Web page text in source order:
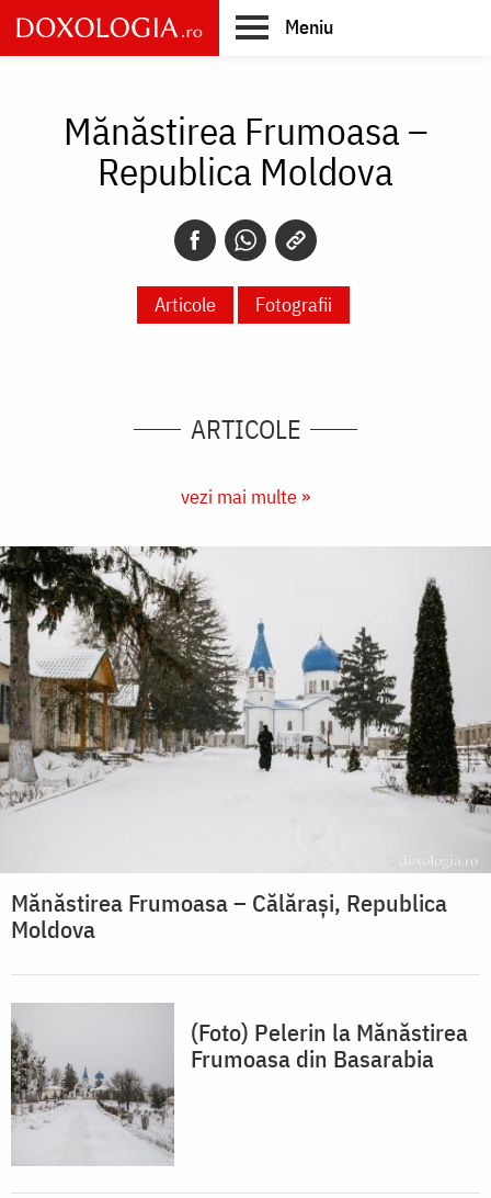
Skip
to
main
Meniu
Mănăstirea Frumoasa –
Republica Moldova
Articole Fotografii
ARTICOLE
vezi mai multe »
Mănăstirea Frumoasa – Călărași, Republica
Moldova
(Foto) Pelerin la Mănăstirea
Frumoasa din Basarabia